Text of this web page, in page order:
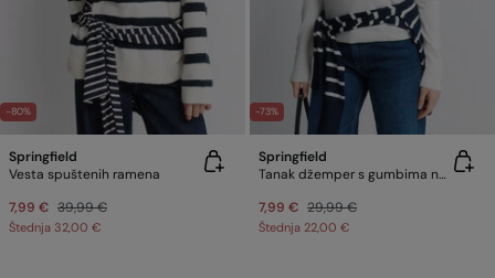
-80%
Springfield
Vesta spuštenih ramena
7,99 € 39,99 €
Štednja 32,00 €
-73%
Springfield
Tanak džemper s gumbima na manšetama
7,99 € 29,99 €
Štednja 22,00 €